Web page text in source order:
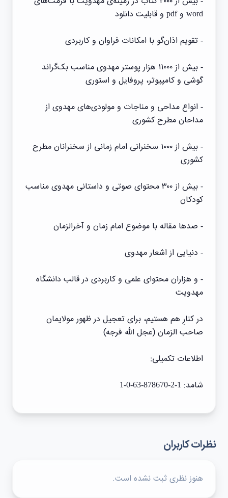
word و pdf و قابلیت دانلود
- تقویم اذان‌گو با امکانات فراوان و کاربردی
- بیش از ۱۱۰۰۰ هزار پوستر مهدوی مناسب بک‌گراند
گوشی و کامپیوتر، پروفایل و استوری
- انواع مداحی و مناجات و مولودی‌های مهدوی از
مداحان مطرح کشوری
- بیش از ۱۰۰۰ سخنرانی امام زمانی از سخنرانان مطرح
کشوری
- بیش از ۳۰۰ محتوای صوتی و داستانی مهدوی مناسب
کودکان
- صدها مقاله‌ با موضوع امام زمان و آخرالزمان
- دنیایی از اشعار مهدوی
- و هزاران محتوای علمی و کاربردی در قالب دانشگاه
مهدویت
در کنارِ هم هستیم، برای تعجیل در ظهور مولایمان
صاحب الزمان (عجل الله فرجه)
اطلاعات تکمیلی:
شامد: 1-2-878670-63-0-1
نظرات کاربران
هنوز نظری ثبت نشده است.